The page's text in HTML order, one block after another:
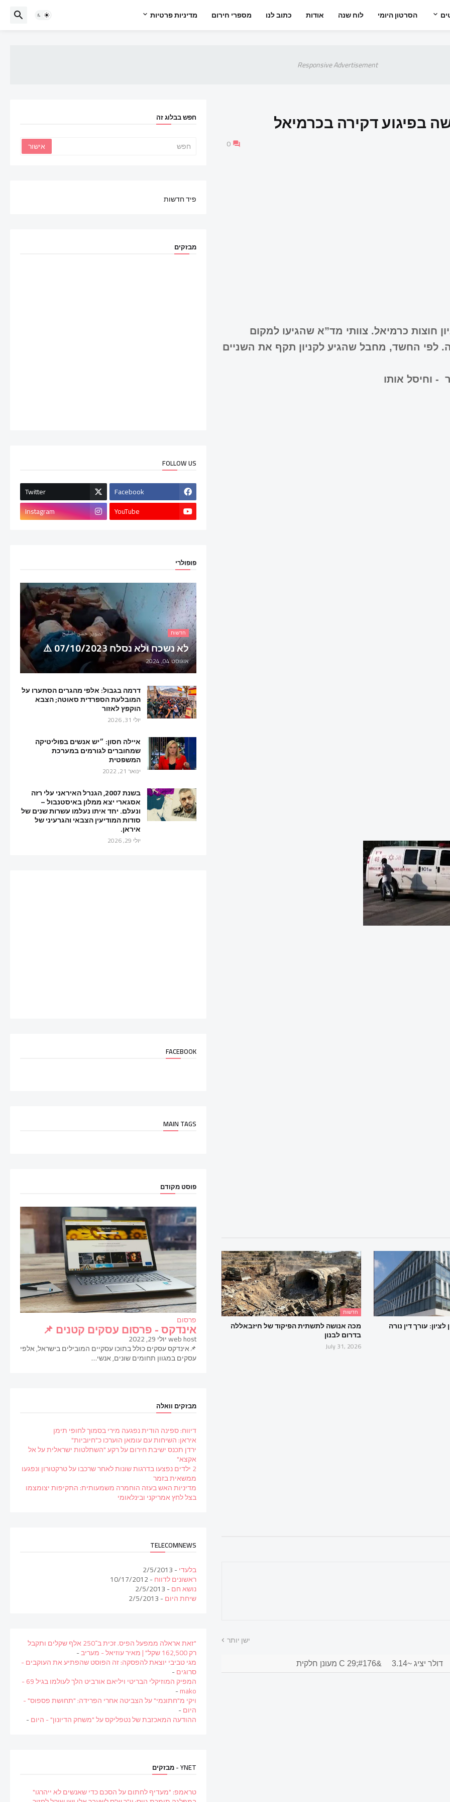
הסרטון היומי לוח שנה אודות כתוב לנו מספרי חירום מדיניות פרטיות
Responsive Advertisement
בפיגוע דקירה בכרמיאל
0
חוצות כרמיאל. צוותי מד”א שהגיעו למקום
לפי החשד, מחבל שהגיע לקניון תקף את השניים
- וחיסל אותו
עורך דין נורה
חדשות
מכה אנושה לתשתית הפיקוד של חיזבאללה
בדרום לבנון
July 31, 2026
ישן יותר
דולר יציג ~3.14 &#176;C 29 מעונן חלקית
חפש בבלוג זה
פיד חדשות
מבזקים
FOLLOW US
Facebook
Twitter
YouTube
Instagram
פופולרי
חדשות
לא נשכח ולא נסלח 07/10/2023 ⚠️
אוגוסט 04, 2024
דרמה בגבול: אלפי מהגרים הסתערו על
המובלעת הספרדית סאוטה; הצבא
הוקפץ לאזור
יולי 31, 2026
איילה חסון: ״יש אנשים בפוליטיקה
שמחוברים לגורמים במערכת
המשפטית
ינואר 21, 2022
בשנת 2007, הגנרל האיראני עלי רזה
אסגארי יצא ממלון באיסטנבול –
ונעלם. יחד איתו נעלמו עשרות שנים של
סודות המודיעין הצבאי והגרעיני של
איראן.
יולי 29, 2026
FACEBOOK
MAIN TAGS
פוסט מקודם
פרסום
אינדקס - פרסום עסקים קטנים 📌
web hostיולי 29, 2022
📌אינדקס עסקים כולל בתוכו עסקיים המובילים בישראל, אלפי
עסקים במגוון תחומים שונים, אנשי…
מבזקים וואלה
דיווח: ספינה הודית נפגעה מירי בסמוך לחופי תימן
איראן: השיחות עם עומאן הוערכו כ"חיוביות"
ירדן תכנס ישיבת חירום על רקע "השתלטות ישראלית על אל
אקצא"
2 ילדים נפצעו בדרגות שונות לאחר שרכבו על טרקטורון ונפגעו
ממשאית בזמר
מדיניות האש בעזה הוחמרה משמעותית: התקיפות יצומצמו
בצל לחץ אמריקני ובינלאומי
TELECOMNEWS
בלעדי- 2/5/2013
ראשונים לדווח- 10/17/2012
נושא חם- 2/5/2013
שיחת היום- 2/5/2013
"זאת אראלה ממפעל הפיס. זכית ב־250 אלף שקלים ותקבל
רק 162,500 שקל" | מאיר עוזיאל - מעריב -
מגי טביבי יוצאת להפסקה: זה הפוסט שהפתיע את העוקבים -
סרוגים-
המפיק המוזיקלי הבריטי ויליאם אורביט הלך לעולמו בגיל 69 -
mako
-
ויקי מ"חתונמי" על הצביטה אחרי הפרידה: "תחושת פספוס" -
היום-
ההודעה המאכזבת של נטפליקס על "משחק הדיונון" - היום-
YNET - מבזקים
טראמפ: "מעדיף לחתום על הסכם כדי שאנשים לא ייהרגו"